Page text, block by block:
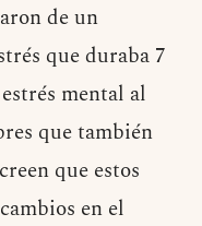
de un
que duraba 7
mental al
que también
que estos
en el